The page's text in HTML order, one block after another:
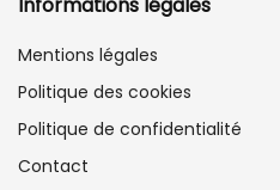
Mentions légales
Politique des cookies
Politique de confidentialité
Contact